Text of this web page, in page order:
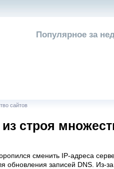
Популярное за
сайтов
строя
сменить IP-адреса
обновления записей DNS. Из-